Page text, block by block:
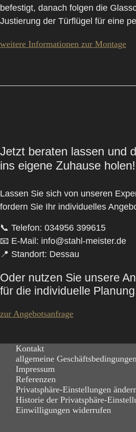
befestigt, danach folgen die
Justierung der Türflügel für eine
weitere Informationen zur Montage
Jetzt beraten lassen und
ins eigene Zuhause holen!
Lassen Sie sich von unseren
fordern Sie Ihr individuelles
📞 Telefon: 034956 399615
📧 E-Mail: info@stahl-meister.de
📍 Standort: Dessau
Oder nutzen Sie unsere
für die individuelle
zur Angebotsanfrage
Kontakt
allgemeine Geschäftsbedingungen
Impressum
Referenzen
Privatsphäre-Einstellungen
Historie der Privatsphäre-
Einwilligungen widerrufen